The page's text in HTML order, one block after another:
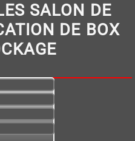
SALON DE
DE BOX